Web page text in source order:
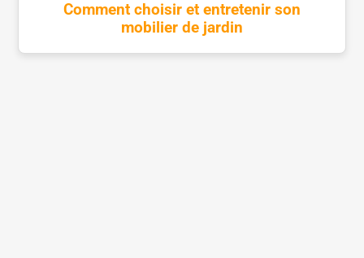
Comment choisir et entretenir son
mobilier de jardin